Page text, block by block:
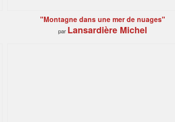
"Montagne dans une mer de nuages"
par Lansardière Michel